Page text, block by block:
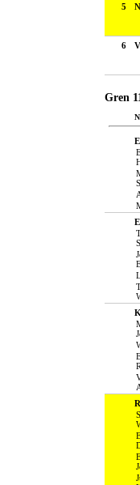
5
6
Gren